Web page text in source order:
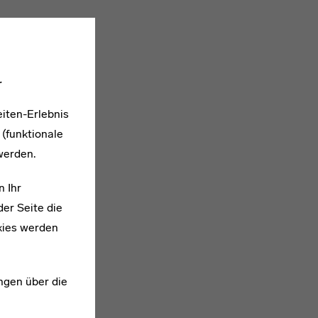
Erlebnis
Ihr
Seite die
werden
über die